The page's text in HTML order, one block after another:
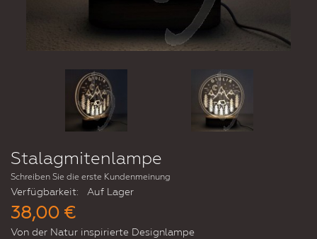
Stalagmitenlampe
Schreiben Sie die erste Kundenmeinung
Verfügbarkeit: Auf Lager
38,00 €
Von der Natur inspirierte Designlampe